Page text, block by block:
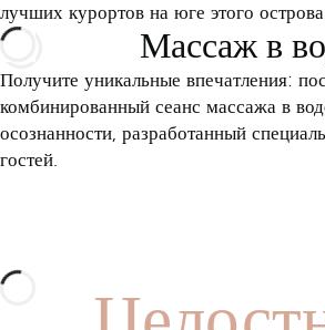
лучших курортов на юге этого острова.
Массаж в
Получите уникальные впечатления:
комбинированный сеанс массажа в
осознанности, разработанный
гостей.